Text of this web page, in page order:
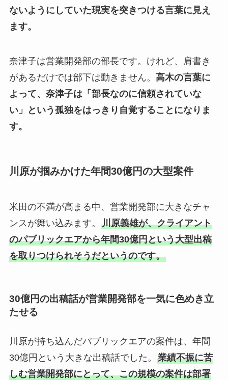
ないようにしていた現実を突きつける言葉に見え
ます。
奈津子は営業開発部の部長です。けれど、肩書き
があるだけでは部下は動きません。 高木の言葉に
よって、奈津子は「部長なのに信頼されていな
い」という孤独をはっきり自覚することになりま
す。
川原が掴みかけた年間30億円の大型案件
米田の不満が高まる中、営業開発部に大きなチャ
ンスが舞い込みます。 川原義雄が、クライアント
のパブリックエアから年間30億円という大型出稿
を取りつけられそうだというのです。
30億円の出稿話が営業開発部を一気に色めき立
たせる
川原が持ち込んだパブリックエアの案件は、年間
30億円という大きな出稿話でした。 業績不振に苦
しむ営業開発部にとって、この規模の案件は部署